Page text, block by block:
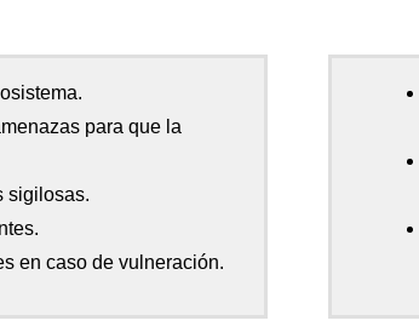
para que la
sigilosas.
en caso de vulneración.